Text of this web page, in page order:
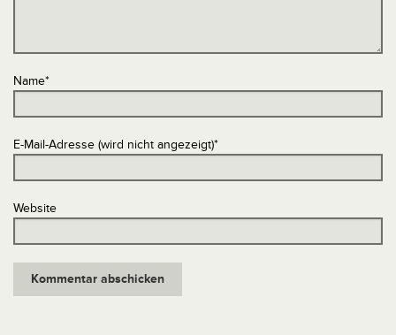
Name*
E-Mail-Adresse (wird nicht angezeigt)*
Website